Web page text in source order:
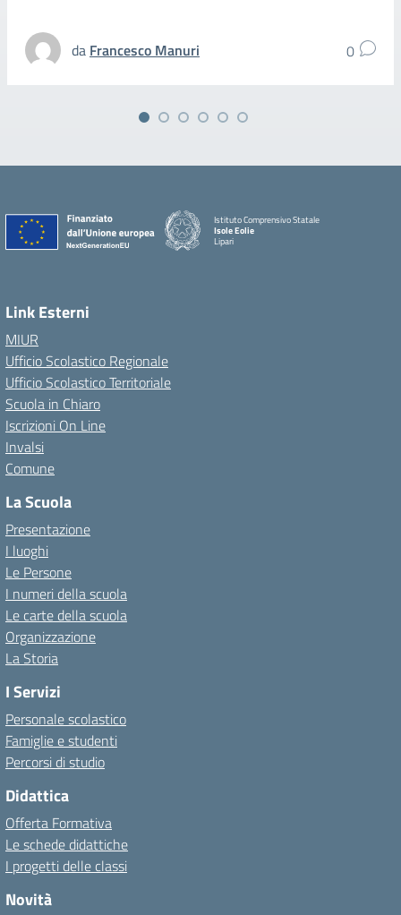
da Francesco Manuri 0
Istituto Comprensivo Statale
Isole Eolie
Lipari
Link Esterni
MIUR
Ufficio Scolastico Regionale
Ufficio Scolastico Territoriale
Scuola in Chiaro
Iscrizioni On Line
Invalsi
Comune
La Scuola
Presentazione
I luoghi
Le Persone
I numeri della scuola
Le carte della scuola
Organizzazione
La Storia
I Servizi
Personale scolastico
Famiglie e studenti
Percorsi di studio
Didattica
Offerta Formativa
Le schede didattiche
I progetti delle classi
Novità